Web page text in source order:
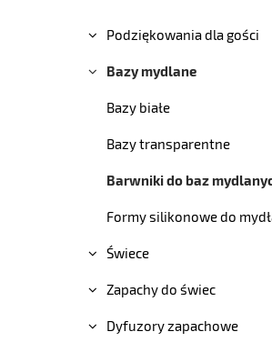
Podziękowania dla gości
Bazy mydlane
Bazy białe
Bazy transparentne
Barwniki do baz
Formy silikonowe do
Świece
Zapachy do świec
Dyfuzory zapachowe